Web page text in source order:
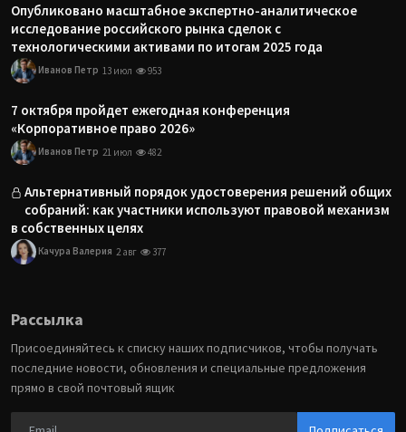
Опубликовано масштабное экспертно-аналитическое
исследование российского рынка сделок с
технологическими активами по итогам 2025 года
Иванов Петр 13 июл 953
7 октября пройдет ежегодная конференция
«Корпоративное право 2026»
Иванов Петр 21 июл 482
Альтернативный порядок удостоверения решений общих
собраний: как участники используют правовой механизм
в собственных целях
Качура Валерия 2 авг 377
Рассылка
Присоединяйтесь к списку наших подписчиков, чтобы получать
последние новости, обновления и специальные предложения
прямо в свой почтовый ящик